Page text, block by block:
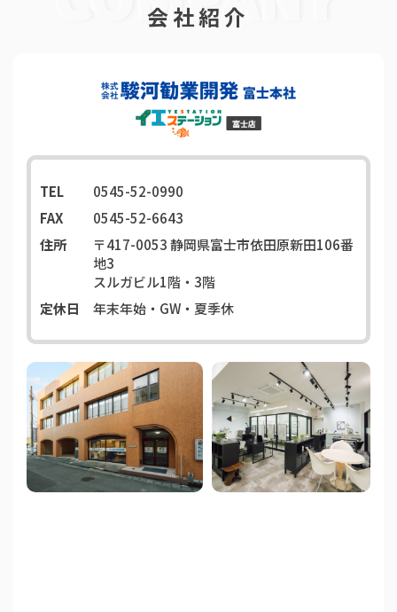
会社紹介
TEL
0545-52-0990
FAX
0545-52-6643
住所
〒417-0053静岡県富士市依田原新田106番
地3
スルガビル1階・3階
定休日
年末年始・GW・夏季休